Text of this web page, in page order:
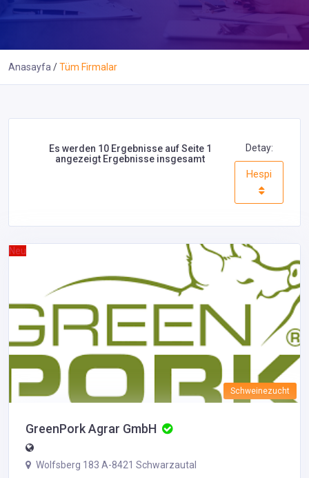
Anasayfa Tüm Firmalar
Es werden 10 Ergebnisse auf Seite 1
angezeigt Ergebnisse insgesamt
Detay:
Hespi
Neu
Schweinezucht
GreenPork Agrar GmbH
Wolfsberg 183 A-8421 Schwarzautal